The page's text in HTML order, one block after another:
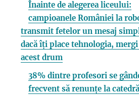
Înainte de alegerea liceului:
campioanele României la
transmit fetelor un mesaj
dacă îți place tehnologia,
acest drum
38% dintre profesori se
frecvent să renunțe la